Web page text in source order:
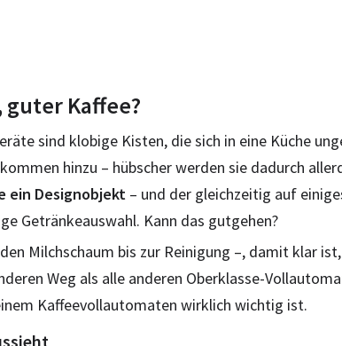
guter Kaffee?
sind klobige Kisten, die sich in eine Küche
hinzu – hübscher werden sie dadurch
ein Designobjekt – und der gleichzeitig auf
Getränkeauswahl. Kann das gutgehen?
Milchschaum bis zur Reinigung –, damit klar
Weg als alle anderen Oberklasse-
Kaffeevollautomaten wirklich wichtig ist.